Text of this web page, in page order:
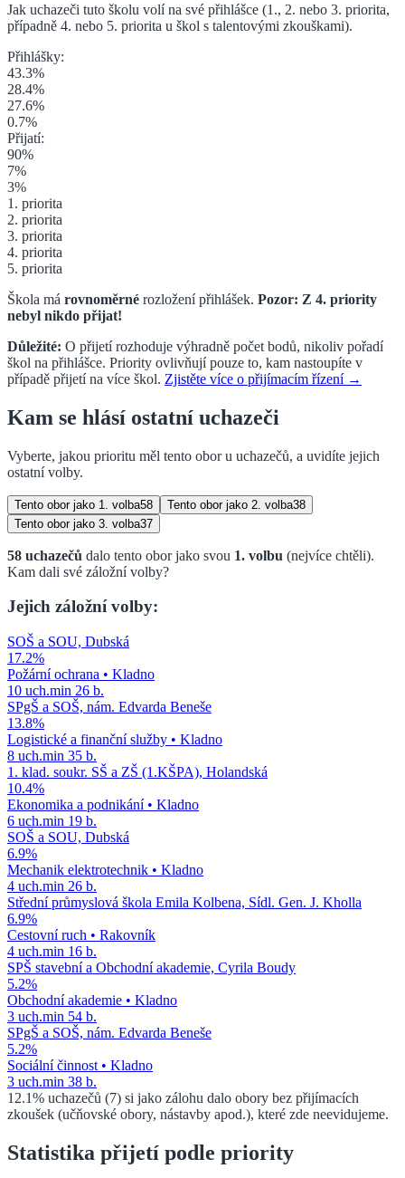
Jak uchazeči tuto školu volí na své přihlášce (1., 2. nebo 3. priorita,
případně 4. nebo 5. priorita u škol s talentovými zkouškami).
Přihlášky:
43.3%
28.4%
27.6%
0.7%
Přijatí:
90%
7%
3%
1. priorita
2. priorita
3. priorita
4. priorita
5. priorita
Škola má rovnoměrné rozložení přihlášek. Pozor: Z 4. priority
nebyl nikdo přijat!
Důležité: O přijetí rozhoduje výhradně počet bodů, nikoliv pořadí
škol na přihlášce. Priority ovlivňují pouze to, kam nastoupíte v
případě přijetí na více škol. Zjistěte více o přijímacím řízení →
Kam se hlásí ostatní uchazeči
Vyberte, jakou prioritu měl tento obor u uchazečů, a uvidíte jejich
ostatní volby.
Tento obor jako 1. volba58 Tento obor jako 2. volba38
Tento obor jako 3. volba37
58 uchazečů dalo tento obor jako svou 1. volbu (nejvíce chtěli).
Kam dali své záložní volby?
Jejich záložní volby:
SOŠ a SOU, Dubská
17.2%
Požární ochrana • Kladno
10 uch.min 26 b.
SPgŠ a SOŠ, nám. Edvarda Beneše
13.8%
Logistické a finanční služby • Kladno
8 uch.min 35 b.
1. klad. soukr. SŠ a ZŠ (1.KŠPA), Holandská
10.4%
Ekonomika a podnikání• Kladno
6 uch.min 19 b.
SOŠ a SOU, Dubská
6.9%
Mechanik elektrotechnik • Kladno
4 uch.min 26 b.
Střední průmyslová škola Emila Kolbena, Sídl. Gen. J. Kholla
6.9%
Cestovní ruch • Rakovník
4 uch.min 16 b.
SPŠ stavební a Obchodní akademie, Cyrila Boudy
5.2%
Obchodní akademie • Kladno
3 uch.min 54 b.
SPgŠ a SOŠ, nám. Edvarda Beneše
5.2%
Sociální činnost • Kladno
3 uch.min 38 b.
12.1% uchazečů (7) si jako zálohu dalo obory bez přijímacích
zkoušek (učňovské obory, nástavby apod.), které zde neevidujeme.
Statistika přijetí podle priority